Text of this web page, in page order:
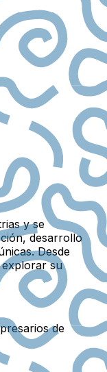
y se
desarrollo
Desde
explorar su
de